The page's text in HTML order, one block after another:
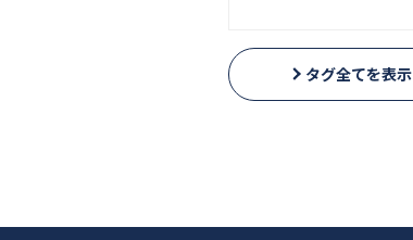
タグ全てを表示